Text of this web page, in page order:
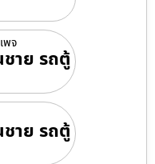
พจ
าย รถตู้
าย รถตู้